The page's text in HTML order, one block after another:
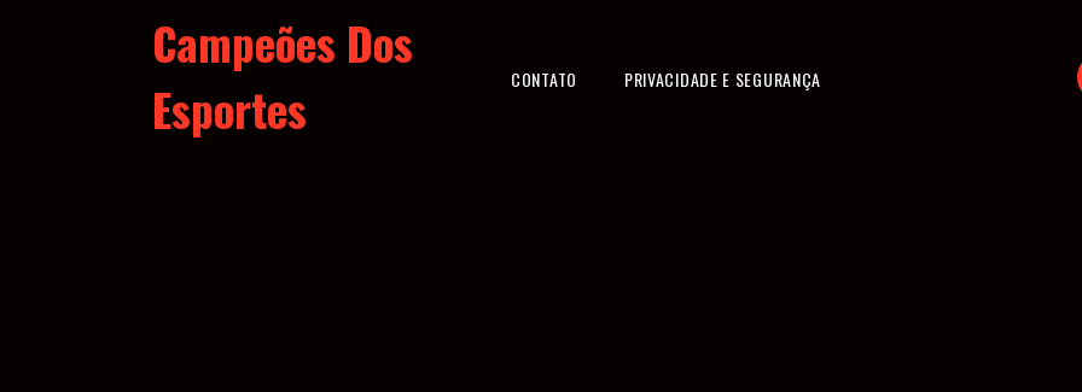
Campeões Dos
Esportes
CONTATO PRIVACIDADE E SEGURANÇA